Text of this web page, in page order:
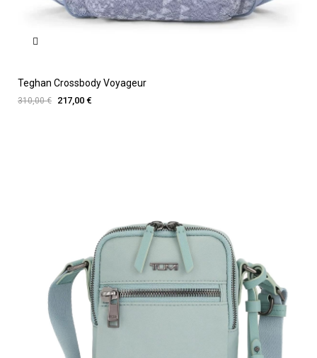
Teghan Crossbody Voyageur
310,00 € 217,00 €